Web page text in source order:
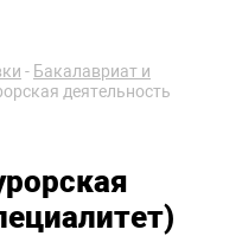
- Бакалавриат и
деятельность